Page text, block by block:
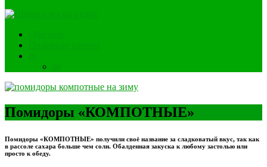
Помидоры «КОМПОТНЫЕ»
Помидоры «КОМПОТНЫЕ» получили своё название за сладковатый вкус, так как
в рассоле сахара больше чем соли. Обалденная закуска к любому застолью или
просто к обеду.